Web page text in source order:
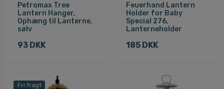
Petromax Tree
Lantern Hanger,
Ophæng til Lanterne,
sølv
93 DKK
Feuerhand Lantern
Holder for Baby
Special 276,
Lanterneholder
185 DKK
Fri fragt